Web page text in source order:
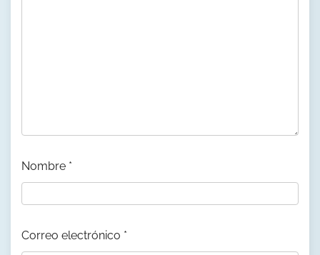
Nombre *
Correo electrónico *